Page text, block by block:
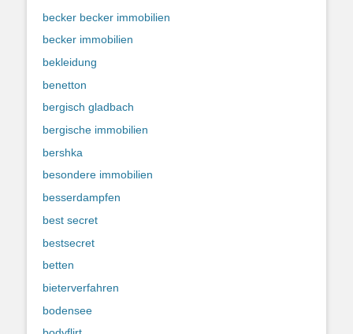
becker becker immobilien
becker immobilien
bekleidung
benetton
bergisch gladbach
bergische immobilien
bershka
besondere immobilien
besserdampfen
best secret
bestsecret
betten
bieterverfahren
bodensee